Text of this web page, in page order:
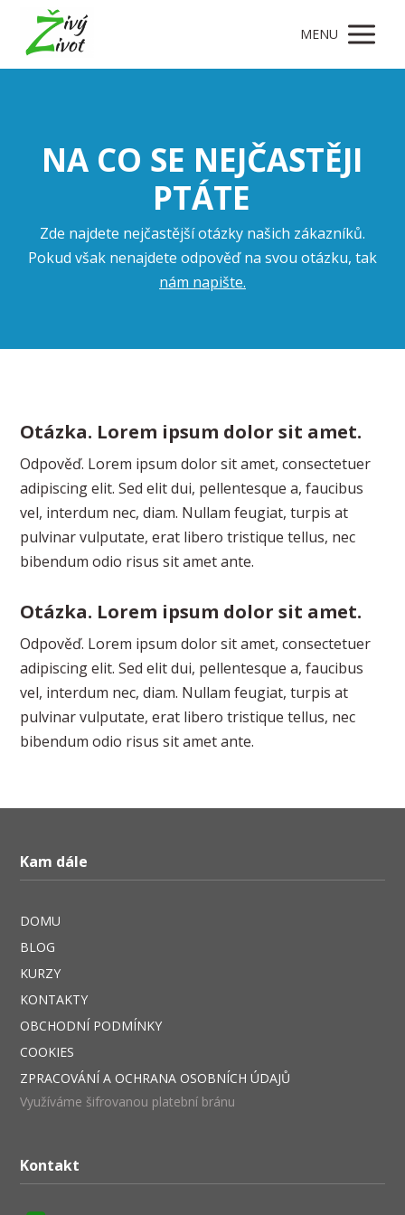
MENU
NA CO SE NEJČASTĚJI
PTÁTE
Zde najdete nejčastější otázky našich zákazníků.
Pokud však nenajdete odpověď na svou otázku, tak
nám napište.
Otázka. Lorem ipsum dolor sit amet.
Odpověď. Lorem ipsum dolor sit amet, consectetuer
adipiscing elit. Sed elit dui, pellentesque a, faucibus
vel, interdum nec, diam. Nullam feugiat, turpis at
pulvinar vulputate, erat libero tristique tellus, nec
bibendum odio risus sit amet ante.
Otázka. Lorem ipsum dolor sit amet.
Odpověď. Lorem ipsum dolor sit amet, consectetuer
adipiscing elit. Sed elit dui, pellentesque a, faucibus
vel, interdum nec, diam. Nullam feugiat, turpis at
pulvinar vulputate, erat libero tristique tellus, nec
bibendum odio risus sit amet ante.
Kam dále
DOMU
BLOG
KURZY
KONTAKTY
OBCHODNÍ PODMÍNKY
COOKIES
ZPRACOVÁNÍ A OCHRANA OSOBNÍCH ÚDAJŮ
Využíváme šifrovanou platební bránu
Kontakt